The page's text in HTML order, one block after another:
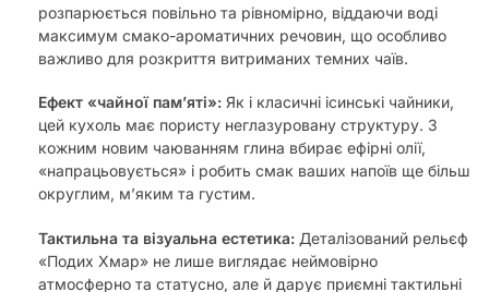
розпарюється повільно та рівномірно, віддаючи воді
максимум смако-ароматичних речовин, що особливо
важливо для розкриття витриманих темних чаїв.
Ефект «чайної пам’яті»: Як і класичні ісинські чайники,
цей кухоль має пористу неглазуровану структуру. З
кожним новим чаюванням глина вбирає ефірні олії,
«напрацьовується» і робить смак ваших напоїв ще більш
округлим, м’яким та густим.
Тактильна та візуальна естетика: Деталізований рельєф
«Подих Хмар» не лише виглядає неймовірно
атмосферно та статусно, але й дарує приємні тактильні